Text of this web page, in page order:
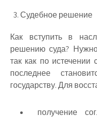
Судебное решение
Как вступить в
решению суда?
так как по истечении
последнее
государству. Для
получение